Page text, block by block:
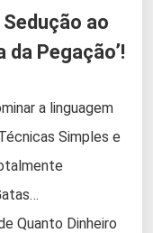
ao
da Pegação’!
a linguagem
Simples e
Quanto Dinheiro